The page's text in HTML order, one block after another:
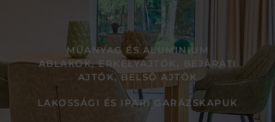
MŰANYAG ÉS ALUMINIUM
ABLAKOK, ERKÉLYAJTÓK, BEJÁRATI
AJTÓK, BELSŐ AJTÓK
LAKOSSÁGI ÉS IPARI GARÁZSKAPUK